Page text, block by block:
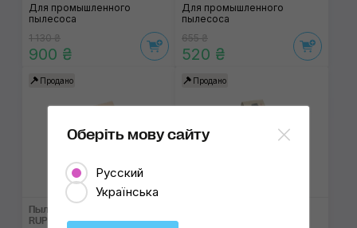
Для промышленного
пылесоса
1 130 ₴
900 ₴
Для промышленного
пылесоса
655 ₴
520 ₴
Продано
Пылесборный мешок
RUPES Paper Dust Bag SV10
Продано
Оберіть мову сайту
Русский
Українська